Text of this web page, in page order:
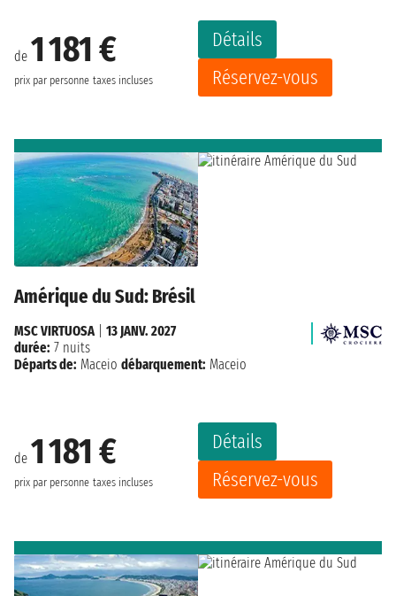
de 1 181 €
prix par personne taxes incluses
Détails
Réservez-vous
Amérique du Sud: Brésil
de 1 181 €
prix par personne taxes incluses
Détails
Réservez-vous
MSC VIRTUOSA
13 JANV. 2027
durée: 7 nuits
Départs de: Maceio débarquement: Maceio